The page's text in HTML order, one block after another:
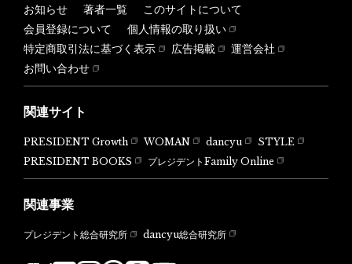
お知らせ 著者一覧
このサイトについて
会員登録について
個人情報の取り扱い
特定商取引法に基づく表示
広告掲載
運営会社
お問い合わせ
関連サイト
PRESIDENT Growth WOMAN dancyu
STYLE
PRESIDENT BOOKS
プレジデントFamily Online
関連事業
プレジデント総合研究所 dancyu総合研究所